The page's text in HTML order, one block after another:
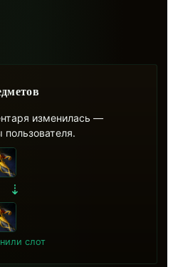
изменилась —
⇣
слот